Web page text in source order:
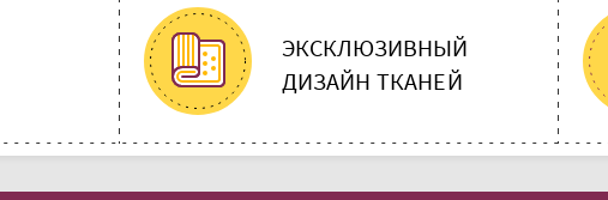
ЭКСКЛЮЗИВНЫЙ
ДИЗАЙН ТКАНЕЙ